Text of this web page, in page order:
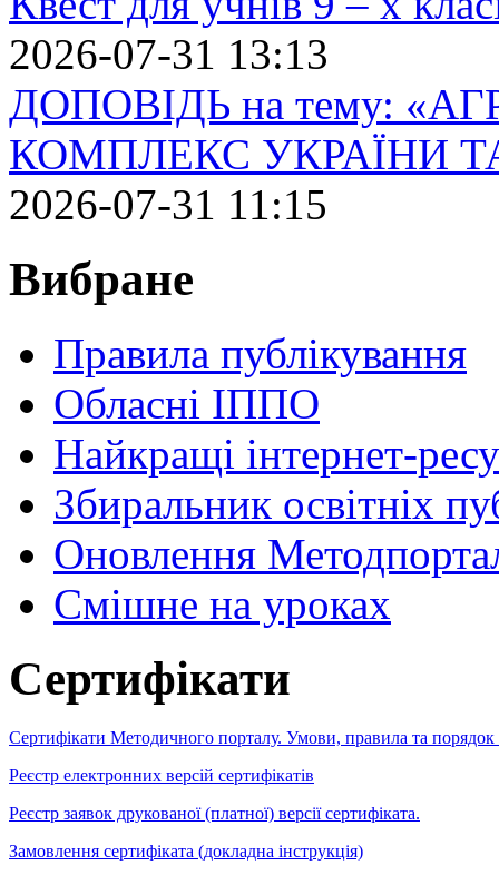
2026-07-31 13:13
ДОПОВІДЬ на тему:
КОМПЛЕКС УКРАЇНИ
2026-07-31 11:15
Вибране
Правила публікування
Обласні ІППО
Найкращі інтернет-
Збиральник освітніх
Оновлення
Cмішне на уроках
Сертифікати
Сертифікати Методичного порталу. Умови, правила та порядок
Реєстр електронних версій сертифікатів
Реєстр заявок друкованої (платної) версії сертифіката.
Замовлення сертифіката (докладна інструкція)